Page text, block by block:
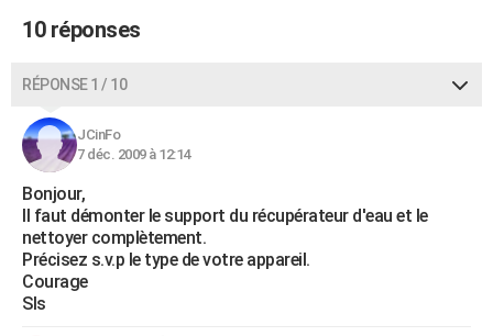
Bricolage
Lifestyle
Culture
Sport
Auto
Television
Voyage
Cinema
10 réponses
RÉPONSE 1 / 10
JCinFo
7 déc. 2009 à 12:14
Bonjour,
Il faut démonter le support du récupérateur d'eau et le
nettoyer complètement.
Précisez s.v.p le type de votre appareil.
Courage
Sls